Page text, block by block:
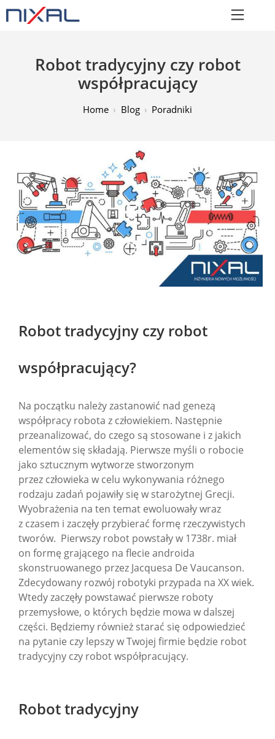
Robot tradycyjny czy robot
współpracujący
Home Blog Poradniki
Robot tradycyjny czy robot
współpracujący?
Na początku należy zastanowić nad genezą
współpracy robota z człowiekiem. Następnie
przeanalizować, do czego są stosowane i z jakich
elementów się składają. Pierwsze myśli o robocie
jako sztucznym wytworze stworzonym
przez człowieka w celu wykonywania różnego
rodzaju zadań pojawiły się w starożytnej Grecji.
Wyobrażenia na ten temat ewoluowały wraz
z czasem i zaczęły przybierać formę rzeczywistych
tworów. Pierwszy robot powstały w 1738r. miał
on formę grającego na flecie androida
skonstruowanego przez Jacquesa De Vaucanson.
Zdecydowany rozwój robotyki przypada na XX wiek.
Wtedy zaczęły powstawać pierwsze roboty
przemysłowe, o których będzie mowa w dalszej
części. Będziemy również starać się odpowiedzieć
na pytanie czy lepszy w Twojej firmie będzie robot
tradycyjny czy robot współpracujący.
Robot tradycyjny